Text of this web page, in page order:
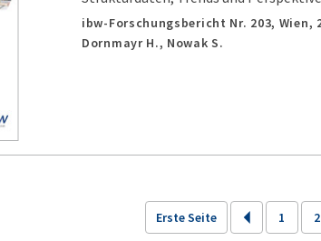
ibw-Forschungsbericht Nr. 203, Wien,
Dornmayr H., Nowak S.
Erste Seite 1 2